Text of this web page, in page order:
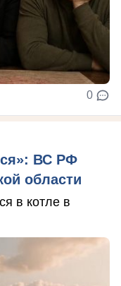
0
ВС РФ
области
в котле в